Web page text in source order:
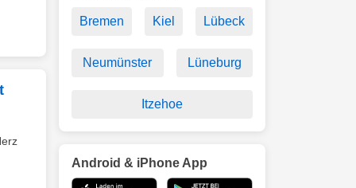
Bremen Kiel Lübeck
Neumünster Lüneburg
Itzehoe
Android & iPhone App